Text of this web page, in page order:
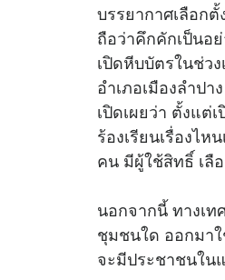
ดาวน์โหลดสนุกแอ
สงวนลิขสิทธิ์ © 2569 บริษัท
บรรยากาศเลือก
ถือว่าคึกคักเป็นอ
เปิดหีบบัตรในช่ว
อำเภอเมืองลำป
เปิดเผยว่า ตั้งแ
ร้องเรียนเรื่องไ
คน มีผู้ใช้สิทธิ์ เลื
นอกจากนี้ ทางเ
ชุมชนใด ออกมา
จะมีประชาชนใน